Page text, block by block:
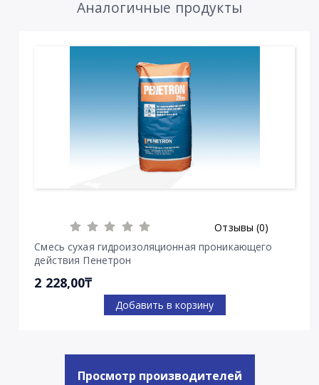
Аналогичные продукты
Отзывы (0)
Смесь сухая гидроизоляционная проникающего
действия Пенетрон
2 228,00₸
Добавить в корзину
Просмотр производителей